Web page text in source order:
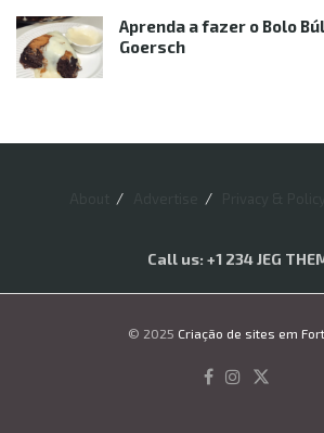
Aprenda a fazer o Bolo
Goersch
Call us: +1 234 JEG
© 2025 Criação de sites em